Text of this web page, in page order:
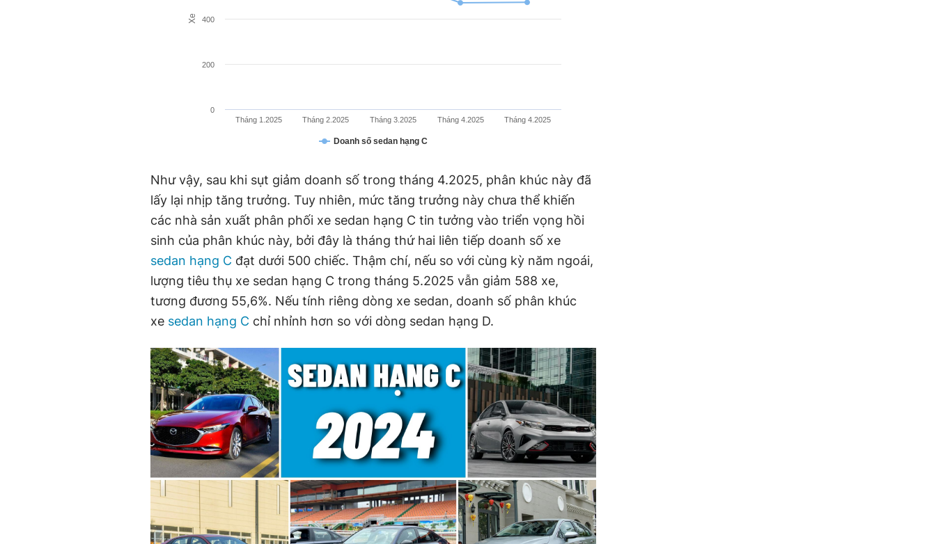
Xe
Doanh số sedan hạng C
Tháng 1.2025 Tháng 2.2025 Tháng 3.2025 Tháng 4.2025 Tháng 4.2025
0
200
400
Như vậy, sau khi sụt giảm doanh số trong tháng 4.2025, phân khúc này đã
lấy lại nhịp tăng trưởng. Tuy nhiên, mức tăng trưởng này chưa thể khiến
các nhà sản xuất phân phối xe sedan hạng C tin tưởng vào triển vọng hồi
sinh của phân khúc này, bởi đây là tháng thứ hai liên tiếp doanh số xe
sedan hạng C đạt dưới 500 chiếc. Thậm chí, nếu so với cùng kỳ năm ngoái,
lượng tiêu thụ xe sedan hạng C trong tháng 5.2025 vẫn giảm 588 xe,
tương đương 55,6%. Nếu tính riêng dòng xe sedan, doanh số phân khúc
xe sedan hạng C chỉ nhỉnh hơn so với dòng sedan hạng D.